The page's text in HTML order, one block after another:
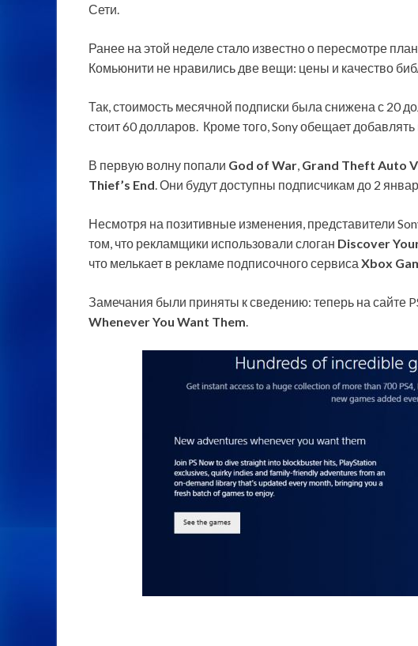
Сети.
Ранее на этой неделе стало известно о пересмотре
Комьюнити не нравились две вещи: цены и качество
Так, стоимость месячной подписки была снижена с 20
стоит 60 долларов. Кроме того, Sony обещает
В первую волну попали God of War Grand Theft Auto V
Thief’s End . Они будут доступны подписчикам до 2
Несмотря на позитивные изменения, представители
том, что рекламщики использовали слоган Discover
что мелькает в рекламе подписочного сервиса Xbox
Замечания были приняты к сведению: теперь на сайте
Whenever You Want Them